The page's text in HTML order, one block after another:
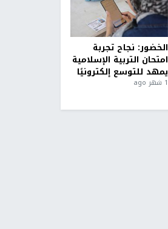
الخضور: نجاح تجربة
امتحان التربية الإسلامية
يمهد للتوسع إلكترونيًا
1 شهر ago